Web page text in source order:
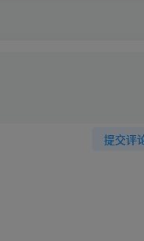
提交评